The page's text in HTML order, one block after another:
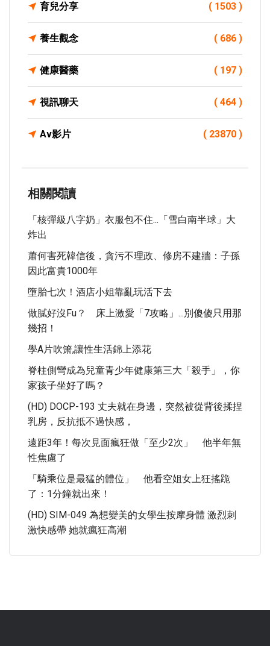
育兒分享 ( 1503 )
養生觀念 ( 686 )
健康醫藥 ( 197 )
視訊聊天 ( 464 )
Av影片 ( 23870 )
相關閱讀
「核彈級八字奶」衣服包不住...「雪白南半球」大
炸出
蕭何害死韓信後，貪污不理政、修房不建牆：子孫
因此富貴1000年
墮胎七次！酒店小姐靠亂玩活下去
做膩好沒Fu？ 床上激愛「7攻略」...別傻傻只用那
幾招！
學A片吹箫,讓性生活錦上添花
脊柱側彎成為兒童青少年健康第三大「殺手」，你
家孩子坐好了嗎？
(HD) DOCP-193 丈夫就在身邊，突然被從背後揉捏
乳房，反抗抵不過快感，
遠距3年！每次見面瘋狂做「至少2次」 他半年無
性焦慮了
「騎乘位是最猛的體位」 他看空姐女上狂搖跪
了：1分鐘就出來！
(HD) SIM-049 為想變美的女學生按摩身體 激烈刺
激快感帶 她就瘋狂高潮